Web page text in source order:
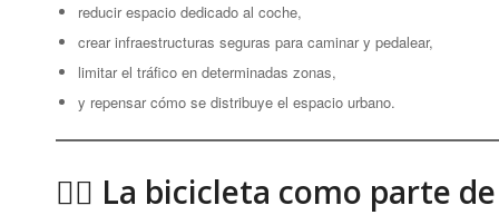
reducir espacio dedicado al coche,
crear infraestructuras seguras para caminar y pedalear,
limitar el tráfico en determinadas zonas,
y repensar cómo se distribuye el espacio urbano.
🚴‍♀️ La bicicleta como parte